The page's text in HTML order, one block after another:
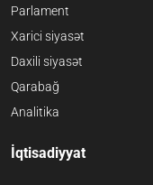
Parlament
Xarici siyasət
Daxili siyasət
Qarabağ
Analitika
İqtisadiyyat